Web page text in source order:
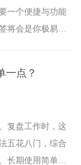
一个便捷与功能
将会是你极易上
一点？
复盘工作时，这
五花八门，综合
长期使用简单的